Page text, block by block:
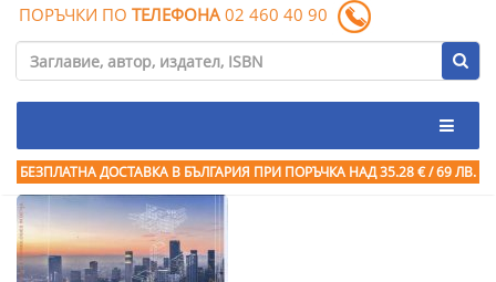
ПОРЪЧКИ ПО ТЕЛЕФОНА 02 460 40 90
БЕЗПЛАТНА ДОСТАВКА В БЪЛГАРИЯ ПРИ ПОРЪЧКА НАД 35.28 € / 69 ЛВ.